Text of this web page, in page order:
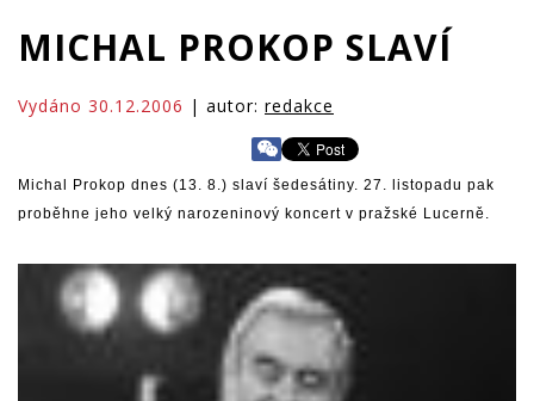
MICHAL PROKOP SLAVÍ
Vydáno 30.12.2006 | autor: redakce
Michal Prokop dnes (13. 8.) slaví šedesátiny. 27. listopadu pak
proběhne jeho velký narozeninový koncert v pražské Lucerně.